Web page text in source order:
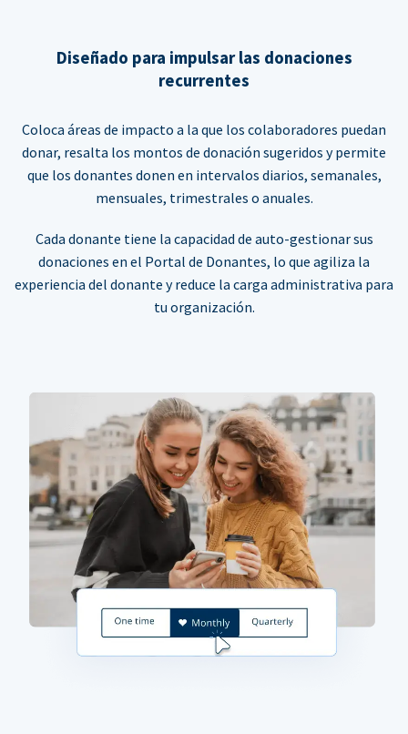
Diseñado para impulsar las donaciones
recurrentes
Coloca áreas de impacto a la que los colaboradores puedan
donar, resalta los montos de donación sugeridos y permite
que los donantes donen en intervalos diarios, semanales,
mensuales, trimestrales o anuales.
Cada donante tiene la capacidad de auto-gestionar sus
donaciones en el Portal de Donantes, lo que agiliza la
experiencia del donante y reduce la carga administrativa para
tu organización.